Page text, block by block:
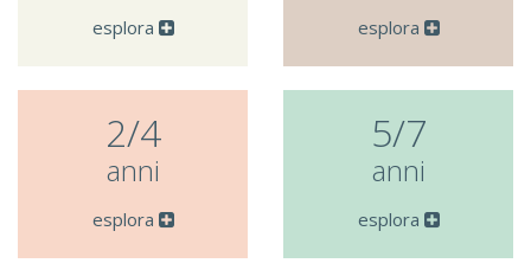
esplora esplora
2/4
anni
esplora
5/7
anni
esplora